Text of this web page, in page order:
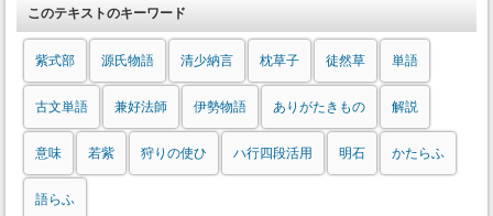
このテキストのキーワード
紫式部 源氏物語 清少納言 枕草子 徒然草 単語
古文単語 兼好法師 伊勢物語 ありがたきもの 解説
意味 若紫 狩りの使ひ ハ行四段活用 明石 かたらふ
語らふ